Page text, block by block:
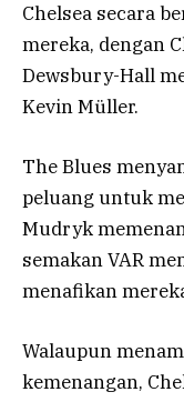
Chelsea secara
mereka, dengan
Dewsbury-Hall
Kevin Müller.
The Blues
peluang untuk
Mudryk
semakan VAR
menafikan
Walaupun
kemenangan,